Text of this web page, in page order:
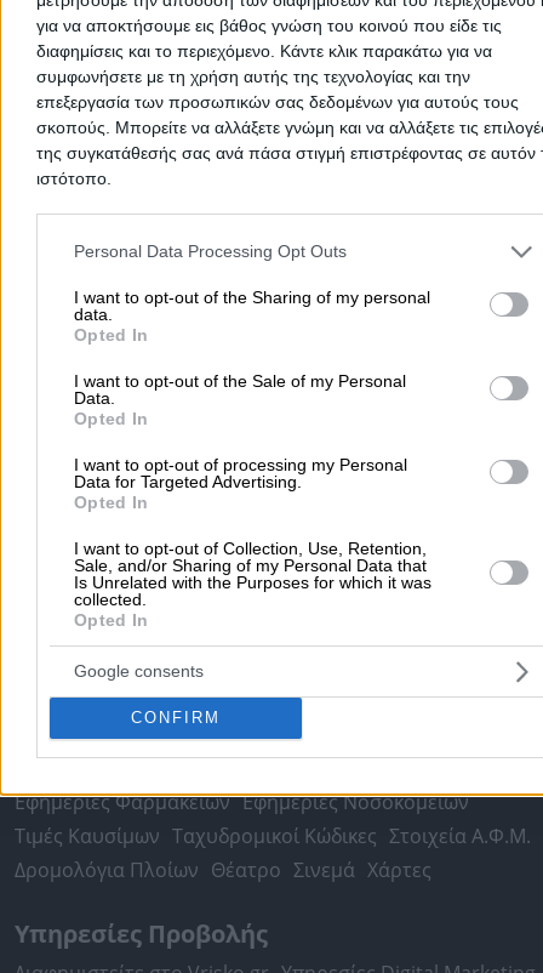
για να αποκτήσουμε εις βάθος γνώση του κοινού που είδε τις
διαφημίσεις και το περιεχόμενο. Κάντε κλικ παρακάτω για να
συμφωνήσετε με τη χρήση αυτής της τεχνολογίας και την
επεξεργασία των προσωπικών σας δεδομένων για αυτούς τους
σκοπούς. Μπορείτε να αλλάξετε γνώμη και να αλλάξετε τις
της συγκατάθεσής σας ανά πάσα στιγμή επιστρέφοντας σε αυτόν
ιστότοπο.
Please note that this website/app uses one or more Google
and may gather and store information including but not limited to
to Google and its third-party tags to use your data for below
purposes in below Google consent section.
Personal Data Processing Opt Outs
I want to opt-out of the Sharing of my personal
data.
Opted In
I want to opt-out of the Sale of my Personal
Data.
Opted In
I want to opt-out of processing my Personal
Data for Targeted Advertising.
Opted In
I want to opt-out of Collection, Use, Retention,
Sale, and/or Sharing of my Personal Data that
Is Unrelated with the Purposes for which it was
collected.
Opted In
Google consents
CONFIRM
Προσθήκη αξιολόγησης
Αρχική > Νομός ΣΕΡΡΩΝ > Νιγρίτα > Αισθητική - Ομορφιά >
- Πεντικιούρ - Τεχνητά νύχια > ΜΟΡΦΗ (Κολεογλούδη Ελένη Γ.)
Δημοφιλείς Αναζητήσεις
Ψυχολόγοι
Παιδικοί Σταθμοί
Οδοντίατροι
Συνεργεία Αυτοκινήτων
Υδραυλικοί - Υδραυλικές Εγκαταστάσεις
περισσότερα >>
Τοπική Αναζήτηση
Θεσσαλονίκη Πάτρα
Περιστέρι Καβάλα
Πειραιάς Κέρκυρα Χανιά
περισσότερα >>
Χρήσιμα Σήμερα
Εφημερίες Φαρμακείων Εφημερίες Νοσοκομείων
Τιμές Καυσίμων Ταχυδρομικοί Κώδικες Στοιχεία Α.Φ.Μ.
Δρομολόγια Πλοίων Θέατρο Σινεμά Χάρτες
Υπηρεσίες Προβολής